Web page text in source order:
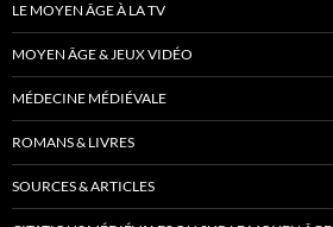
LE MOYEN ÂGE À LA TV
MOYEN ÂGE & JEUX VIDÉO
MÉDECINE MÉDIÉVALE
ROMANS & LIVRES
SOURCES & ARTICLES